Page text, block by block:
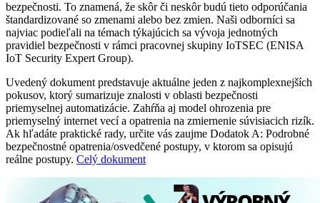
bezpečnosti. To znamená, že skôr či neskôr budú tieto odporúčania
štandardizované so zmenami alebo bez zmien. Naši odborníci sa
najviac podieľali na témach týkajúcich sa vývoja jednotných
pravidiel bezpečnosti v rámci pracovnej skupiny IoTSEC (ENISA
IoT Security Expert Group).
Uvedený dokument predstavuje aktuálne jeden z najkomplexnejších
pokusov, ktorý sumarizuje znalosti v oblasti bezpečnosti
priemyselnej automatizácie. Zahŕňa aj model ohrozenia pre
priemyselný internet vecí a opatrenia na zmiernenie súvisiacich rizík.
Ak hľadáte praktické rady, určite vás zaujme Dodatok A: Podrobné
bezpečnostné opatrenia/osvedčené postupy, v ktorom sa opisujú
reálne postupy. Celý dokument